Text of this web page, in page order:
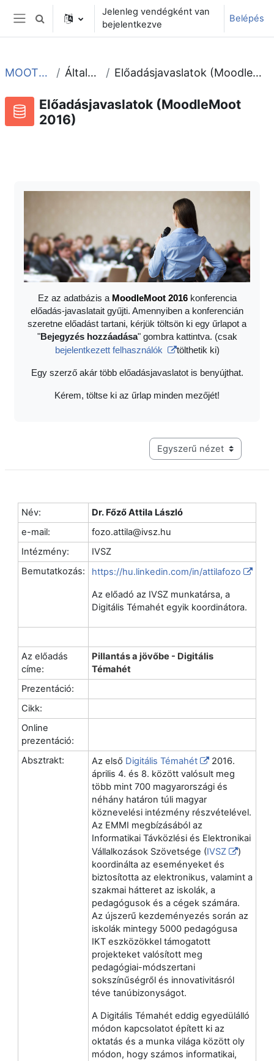
Tovább a fő tartalomhoz
Oldalpanel
Keresési bemeneti adatok váltása
Jelenleg vendégként van
bejelentkezve
Belépés
MOOT2016 Általános Előadásjavaslatok (MoodleMoot 2016)
Előadásjavaslatok (MoodleMoot
2016)
Ez az adatbázis a MoodleMoot 2016konferencia
előadás-javaslatait gyűjti. Amennyiben a konferencián
szeretne előadást tartani, kérjük töltsön ki egy űrlapot a
"Bejegyzés hozzáadása" gombra kattintva. (csak
bejelentkezett felhasználók
tölthetik ki)
Egy szerző akár több előadásjavaslatot is benyújthat.
Kérem, töltse ki az űrlap minden mezőjét!
Harmadik szintű navigáció
Név:
Dr. Főző Attila László
e-mail:
fozo.attila@ivsz.hu
Intézmény:
IVSZ
Bemutatkozás:
https://hu.linkedin.com/in/attilafozo
Az előadó az IVSZ munkatársa, a
Digitális Témahét egyik koordinátora.
Az előadás
címe:
Pillantás a jövőbe - Digitális
Témahét
Prezentáció:
Cikk:
Online
prezentáció:
Absztrakt:
Az első Digitális Témahét
2016.
április 4. és 8. között valósult meg
több mint 700 magyarországi és
néhány határon túli magyar
köznevelési intézmény részvételével.
Az EMMI megbízásából az
Informatikai Távközlési és Elektronikai
Vállalkozások Szövetsége (IVSZ
)
koordinálta az eseményeket és
biztosította az elektronikus, valamint a
szakmai hátteret az iskolák, a
pedagógusok és a cégek számára.
Az újszerű kezdeményezés során az
iskolák mintegy 5000 pedagógusa
IKT eszközökkel támogatott
projekteket valósított meg
pedagógiai-módszertani
sokszínűségről és innovativitásról
téve tanúbizonyságot.
A Digitális Témahét eddig egyedülálló
módon kapcsolatot épített ki az
oktatás és a munka világa között oly
módon, hogy számos informatikai,